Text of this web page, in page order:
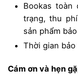
Bookas toàn
trạng, thu
sản phẩm
Thời gian
Cám ơn và hẹn